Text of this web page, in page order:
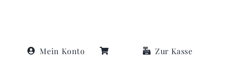
Mein Konto Zur Kasse